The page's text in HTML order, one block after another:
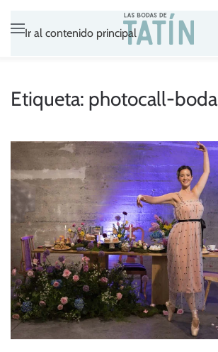
Ir al contenido principal
Etiqueta: photocall-boda